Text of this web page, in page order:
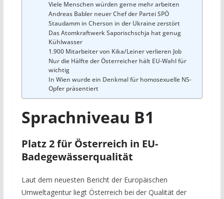
Viele Menschen würden gerne mehr arbeiten
Andreas Babler neuer Chef der Partei SPÖ
Staudamm in Cherson in der Ukraine zerstört
Das Atomkraftwerk Saporischschja hat genug
Kühlwasser
1.900 Mitarbeiter von Kika/Leiner verlieren Job
Nur die Hälfte der Österreicher hält EU-Wahl für
wichtig
In Wien wurde ein Denkmal für homosexuelle NS-
Opfer präsentiert
Sprachniveau B1
Platz 2 für Österreich in EU-
Badegewässerqualität
Laut dem neuesten Bericht der Europäischen
Umweltagentur liegt Österreich bei der Qualität der